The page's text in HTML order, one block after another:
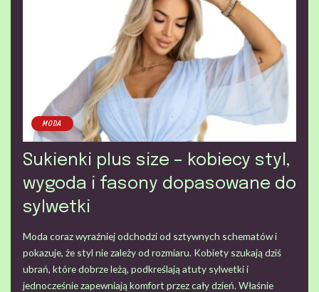
MODA
Sukienki plus size – kobiecy styl,
wygoda i fasony dopasowane do
sylwetki
Moda coraz wyraźniej odchodzi od sztywnych schematów i
pokazuje, że styl nie zależy od rozmiaru. Kobiety szukają dziś
ubrań, które dobrze leżą, podkreślają atuty sylwetki i
jednocześnie zapewniają komfort przez cały dzień. Właśnie